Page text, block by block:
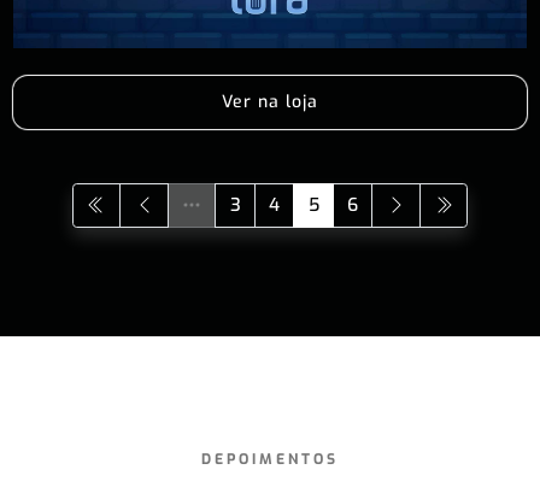
Ver na loja
3 4 5 6
DEPOIMENTOS